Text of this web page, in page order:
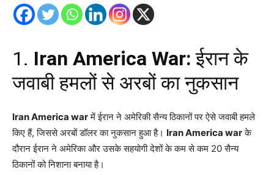
1. Iran America War: ईरान के
जवाबी हमलों से अरबों का नुकसान
Iran America warमें ईरान ने अमेरिकी सैन्य ठिकानों पर ऐसे जवाबी हमले
किए हैं, जिससे अरबों डॉलर का नुकसान हुआ है। Iran America warके
दौरान ईरान ने अमेरिका और उसके सहयोगी देशों के कम से कम 20 सैन्य
ठिकानों को निशाना बनाया है।